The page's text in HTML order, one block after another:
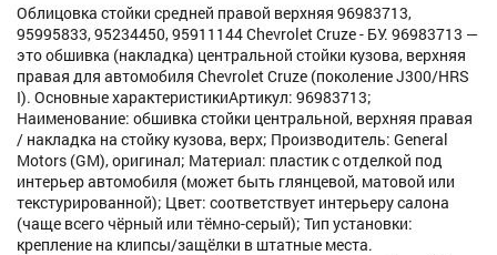
Облицовка стойки средней правой верхняя 96983713,
95995833, 95234450, 95911144 Chevrolet Cruze - БУ. 96983713 —
это обшивка (накладка) центральной стойки кузова, верхняя
правая для автомобиля Chevrolet Cruze (поколение J300/HRS
I). Основные характеристикиАртикул: 96983713;
Наименование: обшивка стойки центральной, верхняя правая
/ накладка на стойку кузова, верх; Производитель: General
Motors (GM), оригинал; Материал: пластик с отделкой под
интерьер автомобиля (может быть глянцевой, матовой или
текстурированной); Цвет: соответствует интерьеру салона
(чаще всего чёрный или тёмно-серый); Тип установки:
крепление на клипсы/защёлки в штатные места.